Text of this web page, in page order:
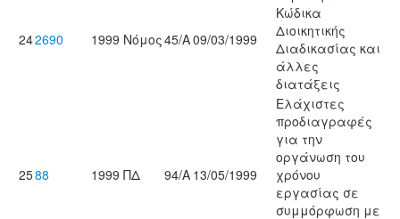
242690 1999 Νόμος45/Α09/03/1999
Κώδικα
Διοικητικής
Διαδικασίας και
άλλες
διατάξεις
2588 1999 ΠΔ 94/Α 13/05/1999
Ελάχιστες
προδιαγραφές
για την
οργάνωση του
χρόνου
εργασίας σε
συμμόρφωση με